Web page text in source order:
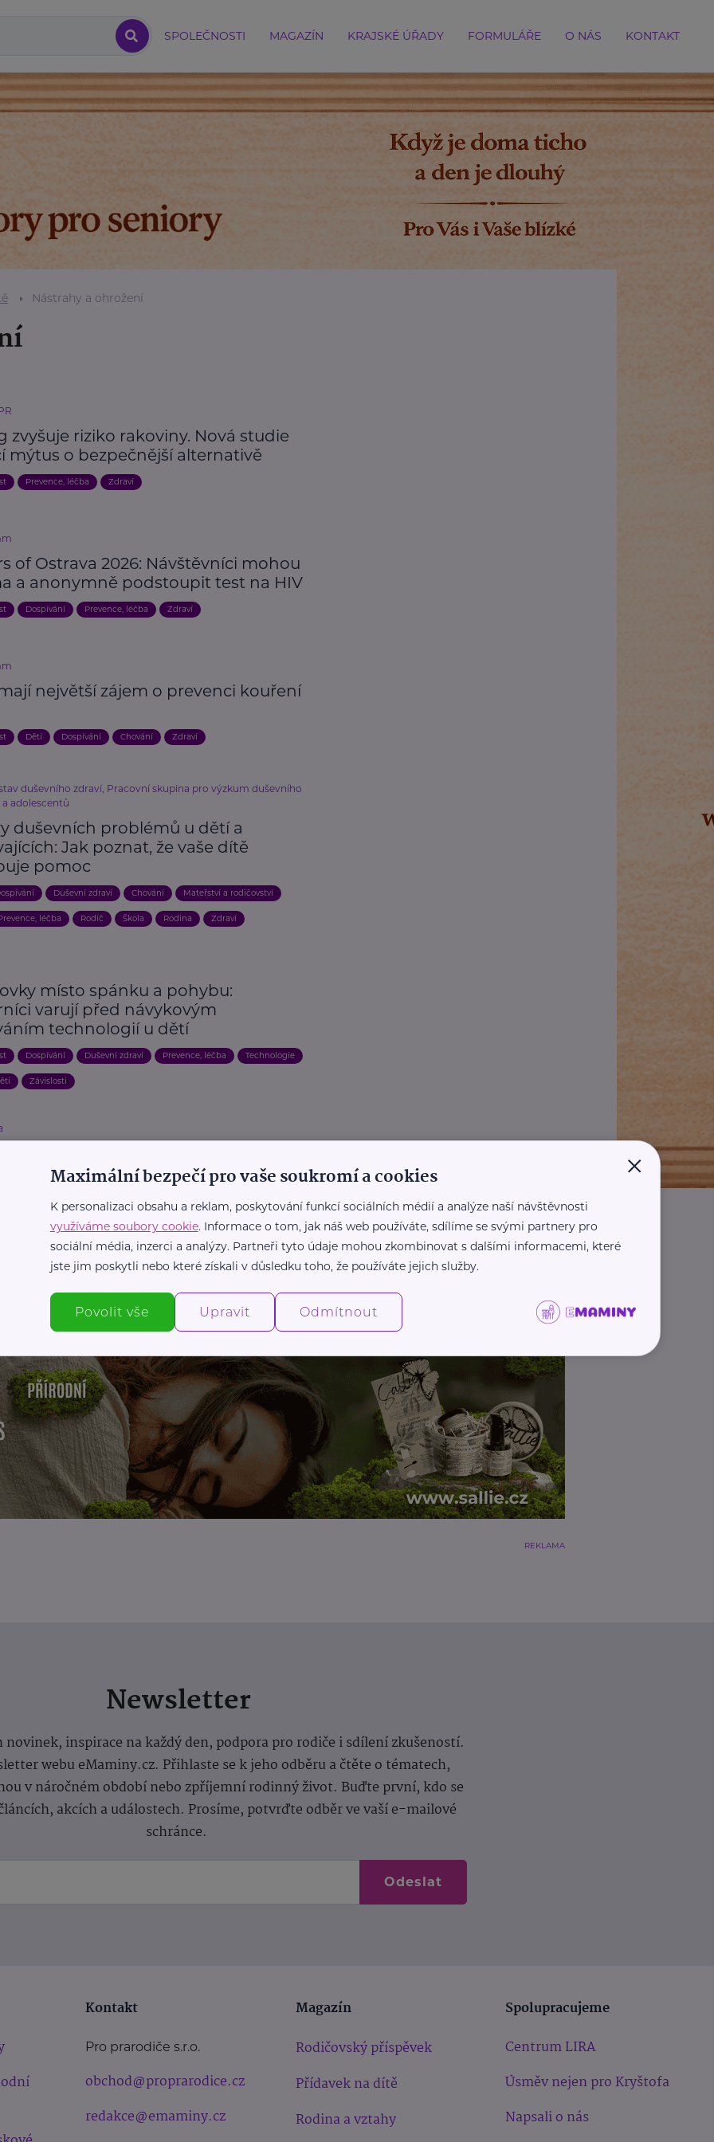
SPOLEČNOSTI MAGAZÍN KRAJSKÉ ÚŘADY FORMULÁŘE O NÁS KONTAKT
Nástrahy a ohrožení
zvyšuje riziko rakoviny. Nová studie
mýtus o bezpečnější alternativě
Prevence, léčba Zdraví
of Ostrava 2026: Návštěvníci mohou
a anonymně podstoupit test na HIV
Dospívání Prevence, léčba Zdraví
největší zájem o prevenci kouření
Děti Dospívání Chování Zdraví
duševního zdraví, Pracovní skupina pro výzkum duševního
adolescentů
duševních problémů u dětí a
Jak poznat, že vaše dítě
pomoc
Duševní zdraví Chování Mateřství a rodičovství
léčba Rodič Škola Rodina Zdraví
místo spánku a pohybu:
varují před návykovým
technologií u dětí
Dospívání Duševní zdraví Prevence, léčba Technologie
Závislosti
a jak mohou rodiče pomoci?
REKLAMA
Newsletter
novinek, inspirace na každý den, podpora pro rodiče i sdílení zkušeností.
webu eMaminy.cz. Přihlaste se k jeho odběru a čtěte o tématech,
v náročném období nebo zpříjemní rodinný život. Buďte první, kdo se
akcích a událostech. Prosíme, potvrďte odběr ve vaší e-mailové
schránce.
Odeslat
Kontakt
Pro prarodiče s.r.o.
obchod@proprarodice.cz
redakce@emaminy.cz
Magazín
Rodičovský příspěvek
Přídavek na dítě
Rodina a vztahy
Spolupracujeme
Centrum LIRA
Úsměv nejen pro Kryštofa
Napsali o nás
×
Maximální bezpečí pro vaše soukromí a cookies
K personalizaci obsahu a reklam, poskytování funkcí sociálních médií a analýze naší návštěvnosti
využíváme soubory cookie. Informace o tom, jak náš web používáte, sdílíme se svými partnery pro
sociální média, inzerci a analýzy. Partneři tyto údaje mohou zkombinovat s dalšími informacemi, které
jste jim poskytli nebo které získali v důsledku toho, že používáte jejich služby.
Povolit vše Upravit Odmítnout